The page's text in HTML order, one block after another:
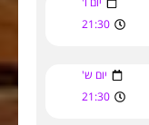
21:30
יום ש'
21:30